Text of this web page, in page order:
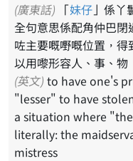
(廣東話) 「妹仔 」係丫
全句意思係配角仲巴
咗主要嘅嘢嘅位置，
以用嚟形容人、事、物
(英文)
"lesser" to have
a situation where
literally: the
mistress